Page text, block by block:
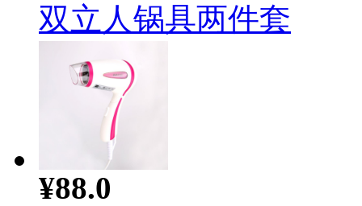
双立人锅具两件套
¥88.0